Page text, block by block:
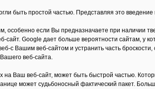
быть простой частью. Представляя это введение
особенно если Вы предназначаете при наличии
сайт. Google дает больше вероятности сайтам, у
с Вашим веб-сайтом и устранить часть
веб-сайта.
Ваш веб-сайт, может быть быстрой частью.
может судьбоносный фактический пакет.